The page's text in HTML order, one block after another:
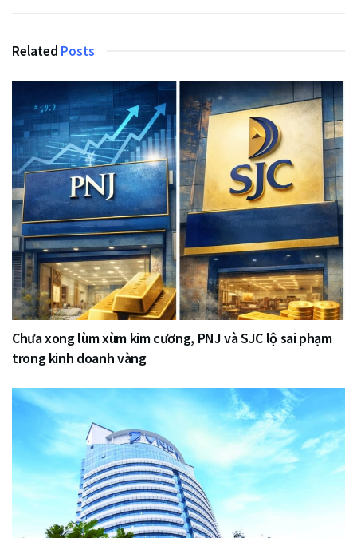
Related Posts
Chưa xong lùm xùm kim cương, PNJ và SJC lộ sai phạm
trong kinh doanh vàng